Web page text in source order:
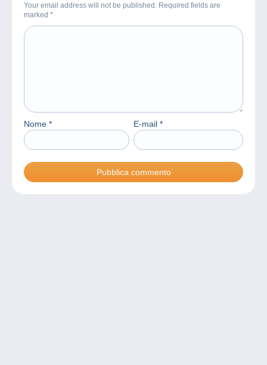
Your email address will not be published. Required fields are
marked *
Nome * E-mail *